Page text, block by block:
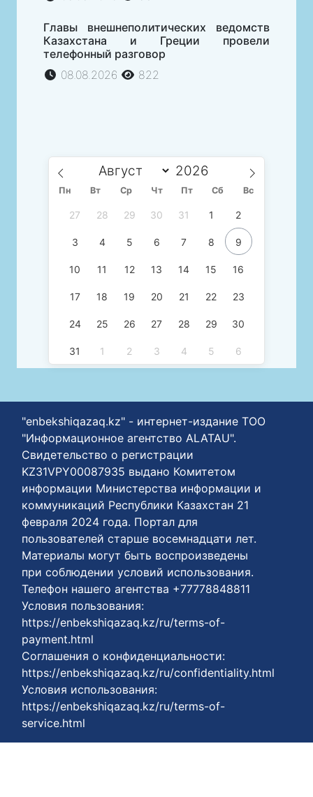
Главы внешнеполитических ведомств
Казахстана и Греции провели
телефонный разговор
08.08.2026
822
Пн Вт Ср Чт Пт Сб Вс
27 28 29 30 31 1 2
3 4 5 6 7 8 9
10 11 12 13 14 15 16
17 18 19 20 21 22 23
24 25 26 27 28 29 30
31 1 2 3 4 5 6
"enbekshiqazaq.kz" - интернет-издание ТОО
"Информационное агентство ALATAU".
Свидетельство о регистрации
KZ31VPY00087935 выдано Комитетом
информации Министерства информации и
коммуникаций Республики Казахстан 21
февраля 2024 года. Портал для
пользователей старше восемнадцати лет.
Материалы могут быть воспроизведены
при соблюдении условий использования.
Телефон нашего агентства +77778848811
Условия пользования:
https://enbekshiqazaq.kz/ru/terms-of-
payment.html
Соглашения о конфиденциальности:
https://enbekshiqazaq.kz/ru/confidentiality.html
Условия использования:
https://enbekshiqazaq.kz/ru/terms-of-
service.html